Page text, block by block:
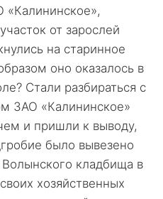
«Калининское»,
от зарослей
на старинное
оно оказалось в
Стали разбираться с
ЗАО «Калининское»
и пришли к выводу,
было вывезено
кладбища в
хозяйственных